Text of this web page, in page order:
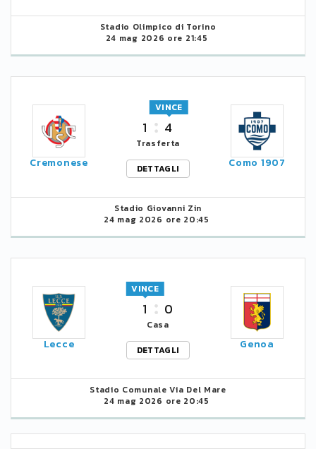
Stadio Olimpico di Torino
24 mag 2026 ore 21:45
Cremonese
1 4
VINCE
Trasferta
DETTAGLI
Como 1907
Stadio Giovanni Zin
24 mag 2026 ore 20:45
Lecce
1
VINCE
0
Casa
DETTAGLI
Genoa
Stadio Comunale Via Del Mare
24 mag 2026 ore 20:45